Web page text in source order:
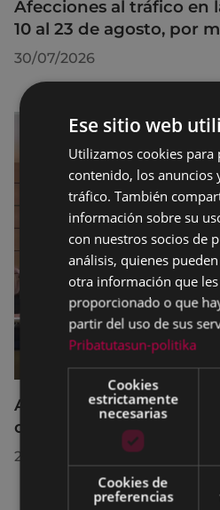
Afecciones al tráfico en
10 al 23 de agosto, por
30/07/2026
Acuerdos adoptados
celebrado el 27 de julio
28/07/2026
Ese sitio web
Utilizamos cookies para
contenido, los anuncios
tráfico. También
información sobre su
con nuestros socios de
análisis, quienes
otra información que
proporcionado o que
partir del uso de sus
Pribatutasun-politika
Cookies
estrictamente
necesarias
Cookies de
preferencias